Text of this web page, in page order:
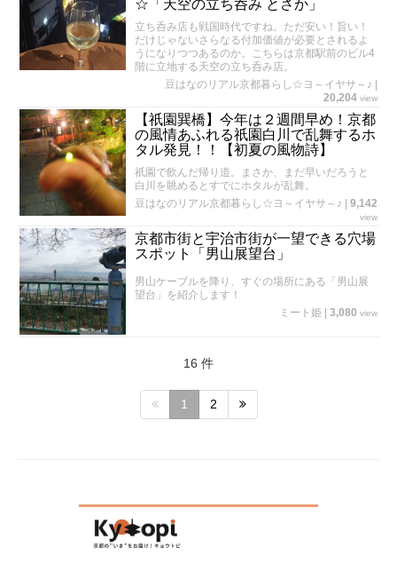
☆「天空の立ち呑み とさか」
立ち呑み店も戦国時代ですね。ただ安い！旨い！
だけじゃないさらなる付加価値が必要とされるよ
うになりつつあるのか。こちらは京都駅前のビル4
階に立地する天空の立ち呑み店。
豆はなのリアル京都暮らし☆ヨ～イヤサ～♪
20,204 view
【祇園巽橋】今年は２週間早め！京都
の風情あふれる祇園白川で乱舞するホ
タル発見！！【初夏の風物詩】
祇園で飲んだ帰り道。まさか、まだ早いだろうと
白川を眺めるとすでにホタルが乱舞。
豆はなのリアル京都暮らし☆ヨ～イヤサ～♪
9,142
view
京都市街と宇治市街が一望できる穴場
スポット「男山展望台」
男山ケーブルを降り、すぐの場所にある「男山展
望台」を紹介します！
ミート姫
3,080 view
16 件
1 2